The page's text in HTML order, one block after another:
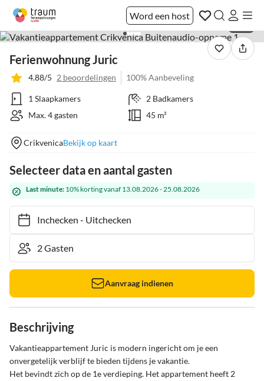
Word een host
Ferienwohnung Juric
4.88/5 2 beoordelingen 100% Aanbeveling
1 Slaapkamers
2 Badkamers
Max. 4 gasten
45 m²
CrikvenicaBekijk op kaart
Selecteer data en aantal gasten
Last minute: 10% korting vanaf 13.08.2026 - 25.08.2026
Inchecken- Uitchecken
Aanvraag indienen
Beschrijving
Vakantieappartement Juric is modern ingericht om je een
onvergetelijk verblijf te bieden tijdens je vakantie.
Het bevindt zich op de 1e verdieping. Het appartement heeft 2